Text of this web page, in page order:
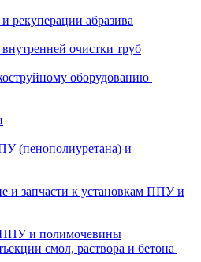
рекуперации абразива
внутренней очистки труб
оборудованию
(пенополиуретана) и
и запчасти к установкам ППУ и
ППУ и полимочевины
смол, раствора и бетона